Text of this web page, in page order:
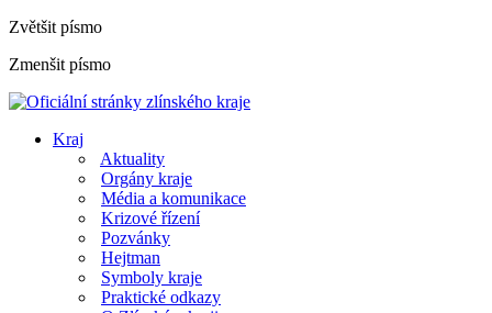
Zvětšit písmo
Zmenšit písmo
Kraj
Aktuality
Orgány kraje
Média a komunikace
Krizové řízení
Pozvánky
Hejtman
Symboly kraje
Praktické odkazy